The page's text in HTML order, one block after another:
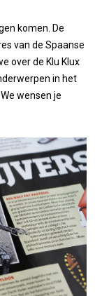
komen. De
van de Spaanse
over de Klu Klux
in het
wensen je